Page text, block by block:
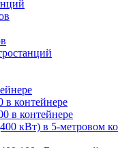
контейнере
в контейнере
кВт) в 5-метровом